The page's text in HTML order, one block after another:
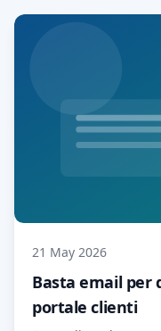
21 May 2026
Basta email per
portale clienti